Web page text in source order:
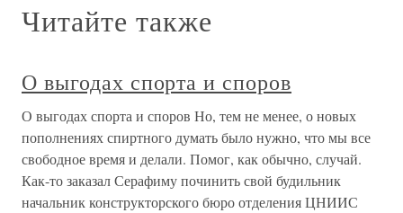
Читайте также
О выгодах спорта и споров
О выгодах спорта и споров Но, тем не менее, о новых
пополнениях спиртного думать было нужно, что мы все
свободное время и делали. Помог, как обычно, случай.
Как-то заказал Серафиму починить свой будильник
начальник конструкторского бюро отделения ЦНИИС